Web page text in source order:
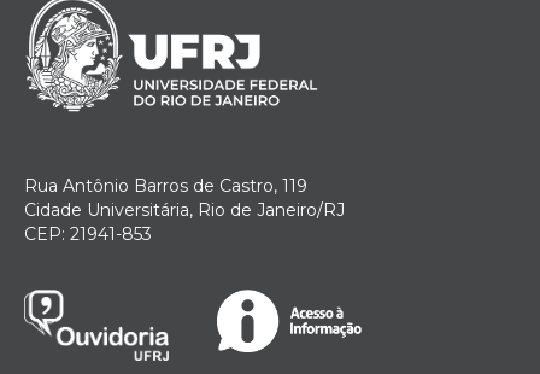
Rua Antônio Barros de Castro, 119
Cidade Universitária, Rio de Janeiro/RJ
CEP: 21941-853